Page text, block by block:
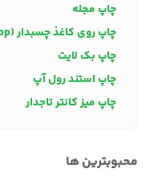
چاپ مجله
چاپ روی کاغذ چسبدار (pp)
چاپ بک لایت
چاپ استند رول آپ
چاپ میز کانتر تاجدار
محبوبترین ها